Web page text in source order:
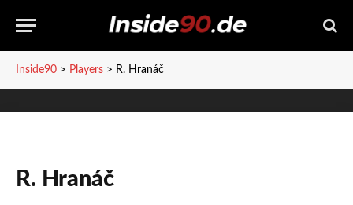
Inside90 > Players > R. Hranáč
R. Hranáč